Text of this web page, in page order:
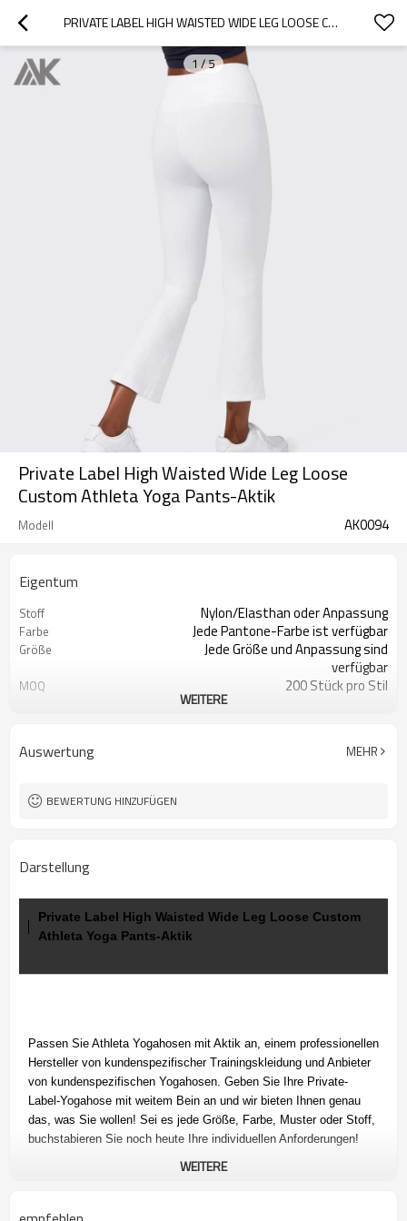
PRIVATE LABEL HIGH WAISTED WIDE LEG LOOSE CUSTOM ATHLETA YOGA PANTS-AKTIK
1/5
Private Label High Waisted Wide Leg Loose
Custom Athleta Yoga Pants-Aktik
Modell AK0094
Eigentum
Stoff Nylon/Elasthan oder Anpassung
Farbe Jede Pantone-Farbe ist verfügbar
Größe
Jede Größe und Anpassung sind
verfügbar
MOQ 200 Stück pro Stil
trocknend, antistatisch
WEITERE
Auswertung MEHR
BEWERTUNG HINZUFÜGEN
Darstellung
Private Label High Waisted Wide Leg Loose Custom
Athleta Yoga Pants-Aktik
Passen Sie Athleta Yogahosen mit Aktik an, einem professionellen
Hersteller von kundenspezifischer Trainingskleidung und Anbieter
von kundenspezifischen Yogahosen. Geben Sie Ihre Private-
Label-Yogahose mit weitem Bein an und wir bieten Ihnen genau
das, was Sie wollen! Sei es jede Größe, Farbe, Muster oder Stoff,
buchstabieren Sie noch heute Ihre individuellen Anforderungen!
WEITERE